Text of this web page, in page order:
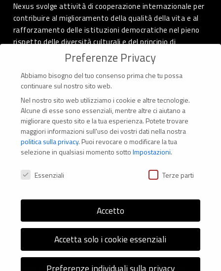
Nexus svolge attività di cooperazione internazionale per
contribuire al miglioramento della qualità della vita e al
rafforzamento delle istituzioni democratiche nel pieno
rispetto delle diversità culturali e del principio di
autodeterminazione dei popoli.
CONTATTI
Via Marconi 69 – 40122 Bologna (Italia)
Tel. +39 051 294 775
© 2026 Nexus ER - Tutti i diritti riservati - Codice fiscale:
92036270376 -Informativa sui CookieePrivacy Policy
Preferenze Privacy
Abbiamo bisogno del tuo consenso prima che tu possa
continuare sul nostro sito web.
Nel nostro sito web utilizziamo i cookie e altre tecnologie.
Alcune di esse sono essenziali, mentre altre ci aiutano a
migliorare questo sito e la tua esperienza. Potete trovare
maggiori informazioni sull'uso dei vostri dati nella nostra
politica sulla privacy. Puoi revocare o modificare la tua
selezione in qualsiasi momento sottoImpostazioni.
Preferenze Privacy
Essenziali Terze parti
Accetto
Accetta solo i cookie essenziali
Preferenze individuali sulla privacy